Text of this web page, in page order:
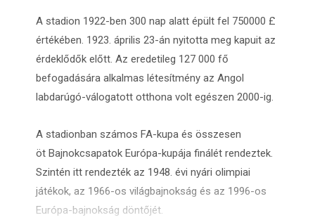
A stadion 1922-ben 300 nap alatt épült fel 750000 £
értékében. 1923. április 23-án nyitotta meg kapuit az
érdeklődők előtt. Az eredetileg 127 000 fő
befogadására alkalmas létesítmény az Angol
labdarúgó-válogatott otthona volt egészen 2000-ig.
A stadionban számos FA-kupa és összesen
öt Bajnokcsapatok Európa-kupája finálét rendeztek.
Szintén itt rendezték az 1948. évi nyári olimpiai
játékok, az 1966-os világbajnokság és az 1996-os
Európa-bajnokság döntőjét.